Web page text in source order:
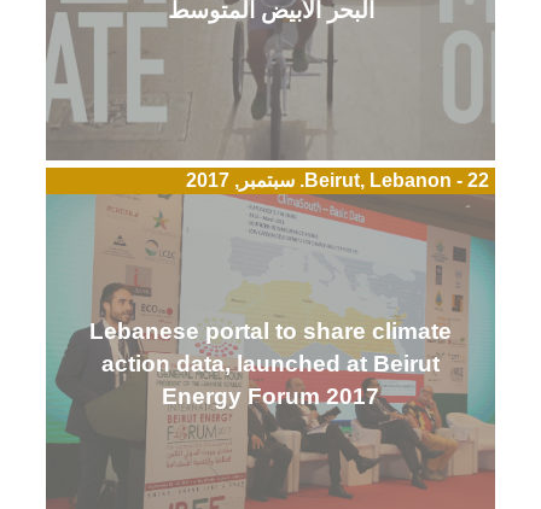
البحر الأبيض المتوسط
Beirut, Lebanon - 22. سبتمبر, 2017
Lebanese portal to share climate
action data, launched at Beirut
Energy Forum 2017